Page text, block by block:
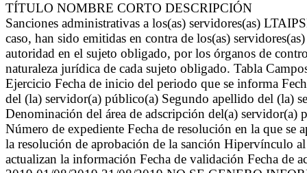
TÍTULO NOMBRE CORTO DESCRIPCIÓN
Sanciones administrativas a los(as) servidores(as)
caso, han sido emitidas en contra de los(as)
autoridad en el sujeto obligado, por los órganos de
naturaleza jurídica de cada sujeto obligado. Tabla
Ejercicio Fecha de inicio del periodo que se informa
del (la) servidor(a) público(a) Segundo apellido del (la)
Denominación del área de adscripción del(a)
Número de expediente Fecha de resolución en la que
la resolución de aprobación de la sanción Hipervínculo
actualizan la información Fecha de validación Fecha de